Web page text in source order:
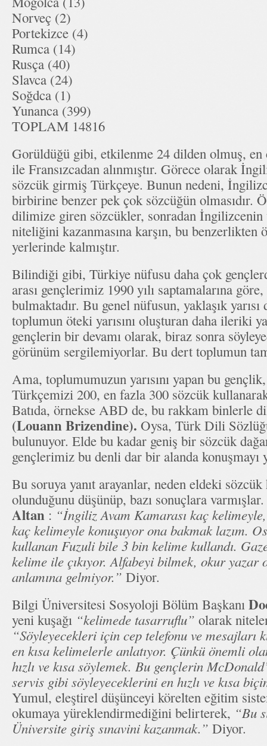
Norveç (2)
Portekizce (4)
Rumca (14)
Rusça (40)
Slavca (24)
Soğdca (1)
Yunanca (399)
TOPLAM 14816
Gorüldüğü gibi, etkilenme 24 dilden olmuş, en
ile Fransızcadan alınmıştır. Görece olarak
sözcük girmiş Türkçeye. Bunun nedeni,
birbirine benzer pek çok sözcüğün olmasıdır.
dilimize giren sözcükler, sonradan İngilizcenin
niteliğini kazanmasına karşın, bu benzerlikten
yerlerinde kalmıştır.
Bilindiği gibi, Türkiye nüfusu daha çok
arası gençlerimiz 1990 yılı saptamalarına
bulmaktadır. Bu genel nüfusun, yaklaşık
toplumun öteki yarısını oluşturan daha ileriki
gençlerin bir devamı olarak, biraz sonra
görünüm sergilemiyorlar. Bu dert toplumun
Ama, toplumumuzun yarısını yapan bu
Türkçemizi 200, en fazla 300 sözcük
Batıda, örnekse ABD de, bu rakkam binlerle
(Louann Brizendine). Oysa, Türk Dili
bulunuyor. Elde bu kadar geniş bir sözcük
gençlerimiz bu denli dar bir alanda
Bu soruya yanıt arayanlar, neden eldeki sözcük
olunduğunu düşünüp, bazı sonuçlara
Altan : “İngiliz Avam Kamarası kaç
kaç kelimeyle konuşuyor ona bakmak lazım.
kullanan Fuzuli bile 3 bin kelime kullandı.
kelime ile çıkıyor. Alfabeyi bilmek, okur
anlamına gelmiyor.” Diyor.
Bilgi Üniversitesi Sosyoloji Bölüm Başkanı
yeni kuşağı “kelimede tasarruflu” olarak
“Söyleyecekleri için cep telefonu ve mesajları
en kısa kelimelerle anlatıyor. Çünkü önemli
hızlı ve kısa söylemek. Bu gençlerin
servis gibi söyleyeceklerini en hızlı ve kısa
Yumul, eleştirel düşünceyi körelten eğitim
okumaya yüreklendirmediğini belirterek, “Bu
Üniversite giriş sınavini kazanmak.” Diyor.